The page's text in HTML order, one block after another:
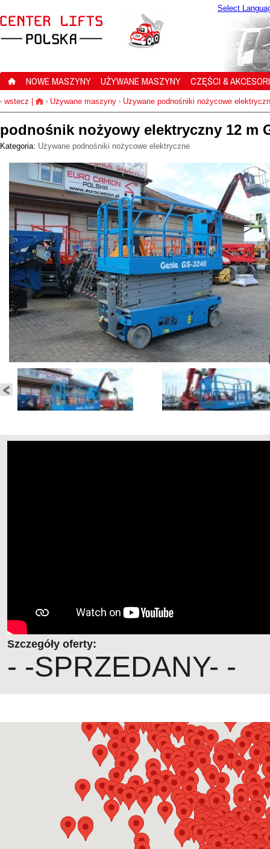
Select
NOWE MASZYNY UŻYWANE MASZYNY CZĘŚCI &
‹ wstecz › Używane maszyny › Używane podnośniki nożycowe
podnośnik nożyowy elektryczny 12 m
Kategoria: Używane podnośniki nożycowe elektryczne
Szczegóły oferty:
- -SPRZEDANY- -